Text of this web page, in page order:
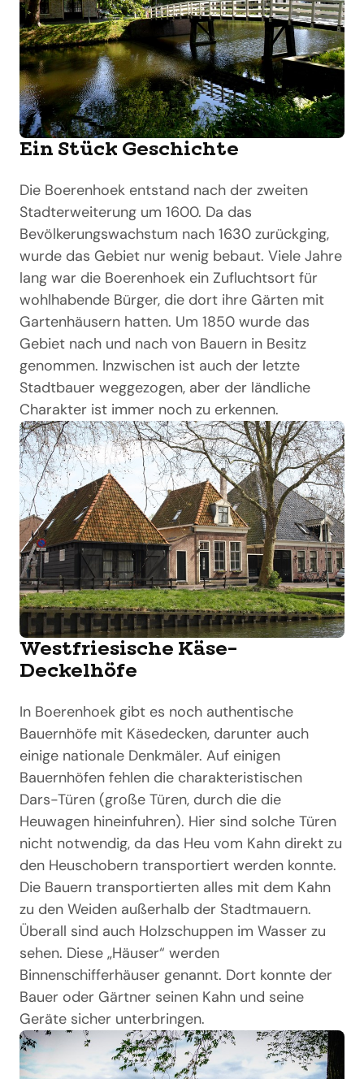
Ein Stück Geschichte
Die Boerenhoek entstand nach der zweiten
Stadterweiterung um 1600. Da das
Bevölkerungswachstum nach 1630 zurückging,
wurde das Gebiet nur wenig bebaut. Viele Jahre
lang war die Boerenhoek ein Zufluchtsort für
wohlhabende Bürger, die dort ihre Gärten mit
Gartenhäusern hatten. Um 1850 wurde das
Gebiet nach und nach von Bauern in Besitz
genommen. Inzwischen ist auch der letzte
Stadtbauer weggezogen, aber der ländliche
Charakter ist immer noch zu erkennen.
Westfriesische Käse-
Deckelhöfe
In Boerenhoek gibt es noch authentische
Bauernhöfe mit Käsedecken, darunter auch
einige nationale Denkmäler. Auf einigen
Bauernhöfen fehlen die charakteristischen
Dars-Türen (große Türen, durch die die
Heuwagen hineinfuhren). Hier sind solche Türen
nicht notwendig, da das Heu vom Kahn direkt zu
den Heuschobern transportiert werden konnte.
Die Bauern transportierten alles mit dem Kahn
zu den Weiden außerhalb der Stadtmauern.
Überall sind auch Holzschuppen im Wasser zu
sehen. Diese „Häuser“ werden
Binnenschifferhäuser genannt. Dort konnte der
Bauer oder Gärtner seinen Kahn und seine
Geräte sicher unterbringen.